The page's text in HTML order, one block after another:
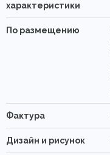
характеристики
По размещению
Фактура
Дизайн и рисунок